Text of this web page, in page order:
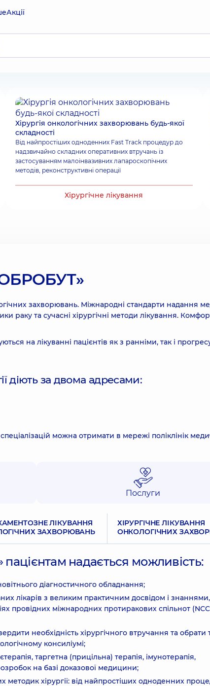
Акції
Хірургія онкологічних захворювань будь-якої
складності
Від найпростіших одноденних Fast Track процедур до
надзвичайно складних оперативних втручань із
застосуванням малоінвазивних лапароскопічних
методів, реконструктивні операції
Хірургічне лікування
захворювань. Міжнародні стандарти надання
раку та сучасні хірургічні методи лікування.
на лікуванні пацієнтів як з ранніми, так і
діють за двома адресами:
можна отримати в мережі поліклінік
Послуги
ЛІКУВАННЯ
ЗАХВОРЮВАНЬ
ХІРУРГІЧНЕ ЛІКУВАННЯ
ОНКОЛОГІЧНИХ
пацієнтам надається можливість:
діагностичного обладнання;
лікарів з великим практичним досвідом і знаннями,
провідних міжнародних протиракових спільнот
необхідність хірургічного втручання та обрати
консиліумі;
таргетна (прицільна) терапія, імунотерапія,
на базі доказової медицини;
методик хірургії: від найпростіших одноденних